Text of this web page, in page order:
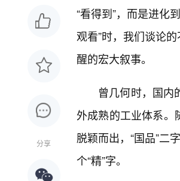
分享
“看得到”，而是进化
观看”时，我们谈论
醒的宏大叙事。
曾几何时，国内
外成熟的工业体系。
脱颖而出，“国品”二
个“精”字。